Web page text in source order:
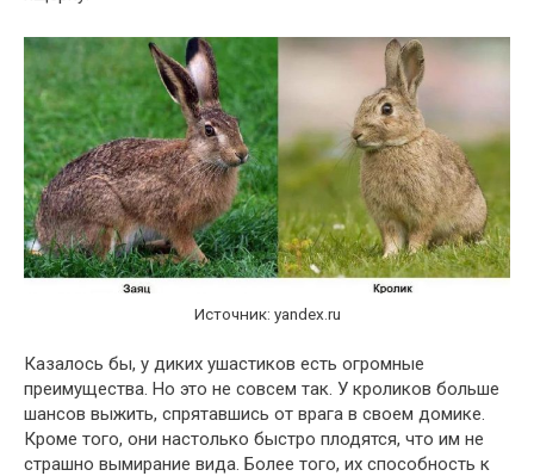
Источник: yandex.ru
Казалось бы, у диких ушастиков есть огромные
преимущества. Но это не совсем так. У кроликов больше
шансов выжить, спрятавшись от врага в своем домике.
Кроме того, они настолько быстро плодятся, что им не
страшно вымирание вида. Более того, их способность к